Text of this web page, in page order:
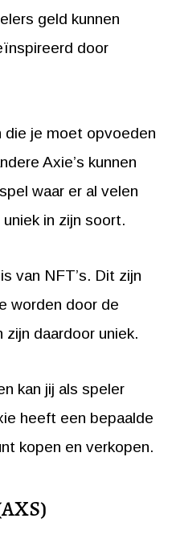
geld kunnen
door
die je moet opvoeden
Axie’s kunnen
waar er al velen
in zijn soort.
van NFT’s. Dit zijn
worden door de
daardoor uniek.
kan jij als speler
heeft een bepaalde
kopen en verkopen.